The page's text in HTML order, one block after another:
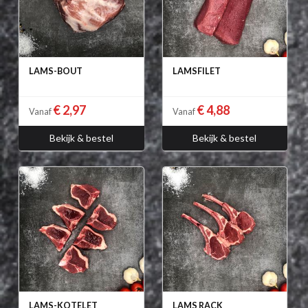
LAMS-BOUT
Vanaf € 2,97
Bekijk & bestel
LAMSFILET
Vanaf € 4,88
Bekijk & bestel
LAMS-KOTELET LAMS RACK